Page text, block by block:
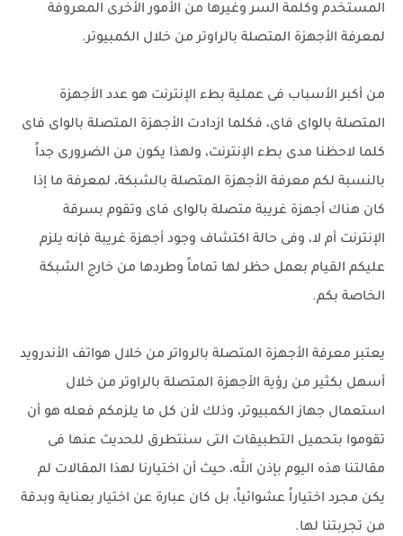
المستخدم وكلمة السر وغيرها من الأمور الأخرى المعروفة
لمعرفة الأجهزة المتصلة بالراوتر من خلال الكمبيوتر.
من أكبر الأسباب فى عملية بطء الإنترنت هو عدد الأجهزة
المتصلة بالواى فاى، فكلما ازدادت الأجهزة المتصلة بالواى فاى
كلما لاحظنا مدى بطء الإنترنت، ولهذا يكون من الضرورى جداً
بالنسبة لكم معرفة الأجهزة المتصلة بالشبكة، لمعرفة ما إذا
كان هناك أجهزة غريبة متصلة بالواى فاى وتقوم بسرقة
الإنترنت أم لا، وفى حالة اكتشاف وجود أجهزة غريبة فإنه يلزم
عليكم القيام بعمل حظر لها تماماً وطردها من خارج الشبكة
الخاصة بكم.
يعتبر معرفة الأجهزة المتصلة بالرواتر من خلال هواتف الأندرويد
أسهل بكثير من رؤية الأجهزة المتصلة بالراوتر من خلال
استعمال جهاز الكمبيوتر، وذلك لأن كل ما يلزمكم فعله هو أن
تقوموا بتحميل التطبيقات التى سنتطرق للحديث عنها فى
مقالتنا هذه اليوم بإذن الله، حيث أن اختيارنا لهذا المقالات لم
يكن مجرد اختياراً عشوائياً، بل كان عبارة عن اختيار بعناية وبدقة
من تجربتنا لها.